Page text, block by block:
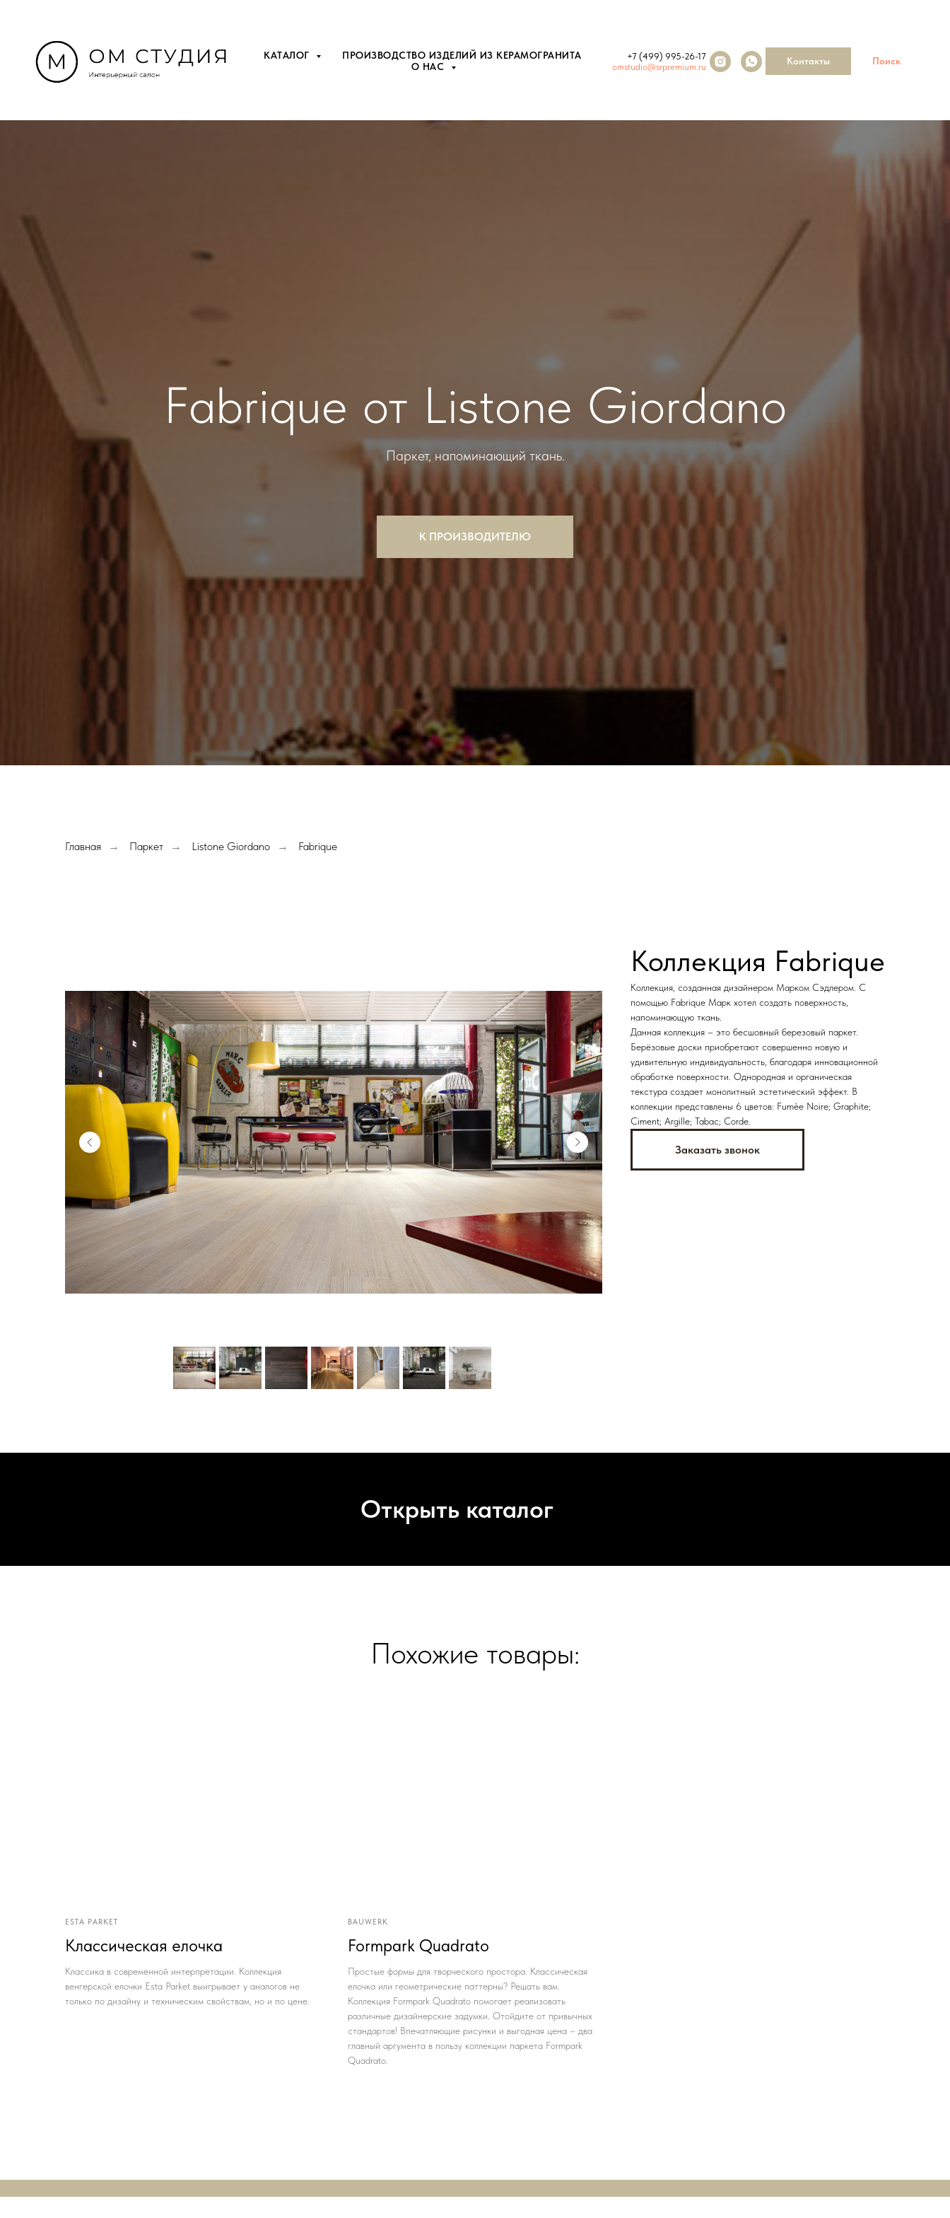
КАТАЛОГ
ПРОИЗВОДСТВО ИЗДЕЛИЙ ИЗ КЕРАМОГРАНИТА
О НАС
+7 (499) 995-26-17
omstudio@srpremium.ru
Контакты Поиск
Fabrique от Listone Giordano
Паркет, напоминающий ткань.
К ПРОИЗВОДИТЕЛЮ
Главная → Паркет → Listone Giordano → Fabrique
Коллекция Fabrique
Коллекция, созданная дизайнером Марком Сэдлером. С
помощью Fabrique Марк хотел создать поверхность,
напоминающую ткань.
Данная коллекция – это бесшовный березовый паркет.
Берёзовые доски приобретают совершенно новую и
удивительную индивидуальность, благодаря инновационной
обработке поверхности. Однородная и органическая
текстура создает монолитный эстетический эффект. В
коллекции представлены 6 цветов: Fumèe Noire; Graphite;
Ciment; Argille; Tabac; Corde.
Заказать звонок
Открыть каталог
Похожие товары:
ESTA PARKET
Классическая елочка
Классика в современной интерпретации. Коллекция
венгерской елочки Esta Parket выигрывает у аналогов не
только по дизайну и техническим свойствам, но и по цене.
BAUWERK
Formpark Quadrato
Простые формы для творческого простора. Классическая
елочка или геометрические паттерны? Решать вам.
Коллекция Formpark Quadrato помогает реализовать
различные дизайнерские задумки. Отойдите от привычных
стандартов! Впечатляющие рисунки и выгодная цена – два
главный аргумента в пользу коллекции паркета Formpark
Quadrato.